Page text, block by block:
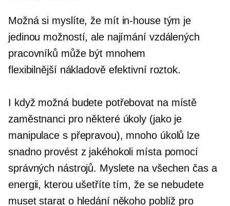
Možná si myslíte, že mít in-housetým je
jedinou možností, ale najímání vzdálených
pracovníků může být mnohem
flexibilnější nákladově efektivníroztok.
I když možná budete potřebovat na místě
zaměstnanci pro některé úkoly (jako je
manipulace s přepravou), mnoho úkolů lze
snadno provést z jakéhokoli místa pomocí
správných nástrojů. Myslete na všechen čas a
energii, kterou ušetříte tím, že se nebudete
muset starat o hledání někoho poblíž pro